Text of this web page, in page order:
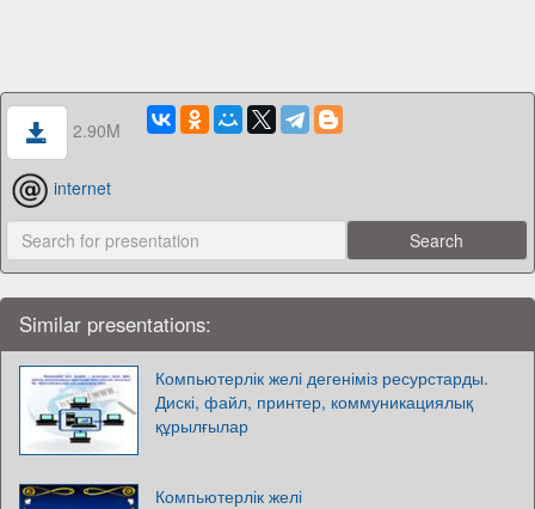
2.90M
internet
Similar presentations:
Компьютерлік желі дегеніміз ресурстарды.
Дискі, файл, принтер, коммуникациялық
құрылғылар
Компьютерлік желі